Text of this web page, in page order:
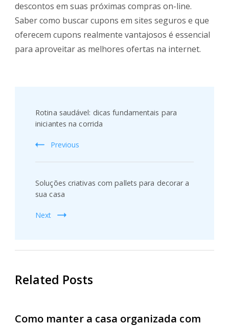
descontos em suas próximas compras on-line.
Saber como buscar cupons em sites seguros e que
oferecem cupons realmente vantajosos é essencial
para aproveitar as melhores ofertas na internet.
Navigation
Rotina saudável: dicas fundamentais para
iniciantes na corrida
Previous
Soluções criativas com pallets para decorar a
sua casa
Next
Related Posts
Como manter a casa organizada com